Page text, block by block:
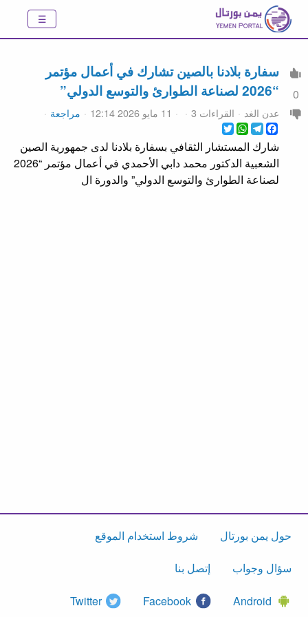
0
سفارة بلادنا بالصين تشارك في أعمال مؤتمر
“2026 لصناعة الطوارئ والتوسع الدولي”
عدن الغد القراءات 3 11 مايو 2026 12:14
مراجعة
Twitter
WhatsApp
Telegram
Facebook
شارك المستشار الثقافي بسفارة بلادنا لدى جمهورية الصين
الشعبية الدكتور محمد دابي الأحمدي في أعمال مؤتمر “2026
لصناعة الطوارئ والتوسع الدولي” والدورة ال
حول يمن بورتال شروط استخدام الموقع
سؤال وجواب إتصل بنا
Android
Facebook
Twitter